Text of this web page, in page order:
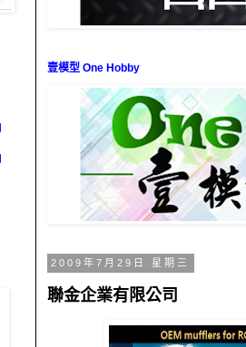
壹模型 One Hobby
2009年7月29日 星期三
聯金企業有限公司